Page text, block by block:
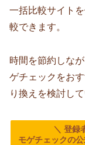
一括比較サイト
較できます。
時間を節約しな
ゲチェックをお
り換えを検討し
＼ 登録
モゲチェックの